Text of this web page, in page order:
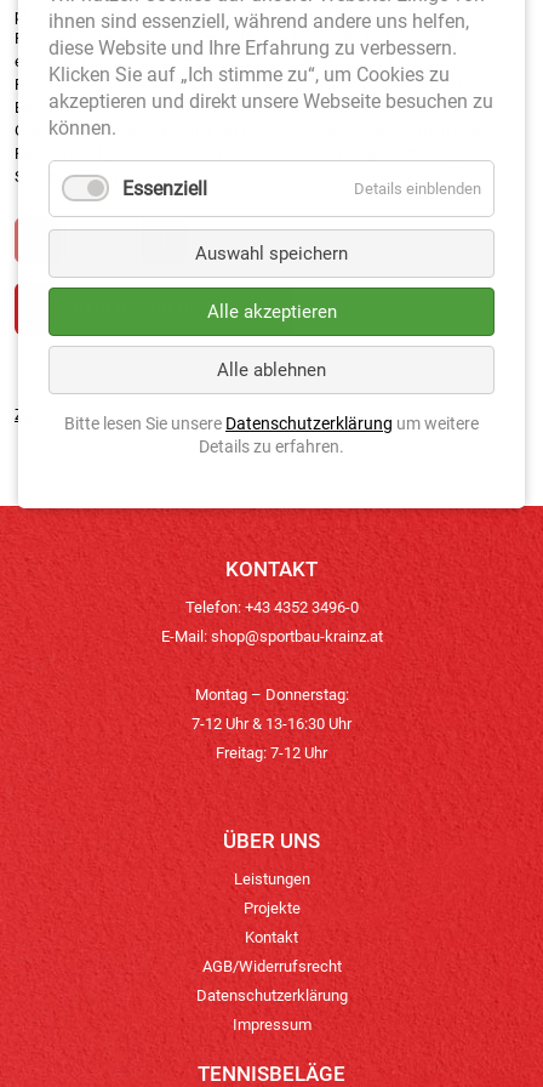
platzsparenden Tragesystem ausgestattet und beinhaltet 50 Teller in 5
Farben. Die Teller sind sehr belastbar und vielseitig für jede Sportart
einsetzbar. So kann z.B. im Tennistraining die Beinarbeit in Form von
Richtungswechseln und multidirektionalen Sprints verbessert werden.
Ebenfalls sind die Hüttchen zum markieren von Zielfeldern oder
Grenzmarkierungen geeignet. Im Kindertraining können Staffeln und
Parkours aufgebaut werden. Die starken Farben sorgen für eine gute
Sichtbarkeit im Training.
Zurück
KONTAKT
Telefon: +43 4352 3496-0
E-Mail:shop@sportbau-krainz.at
Montag – Donnerstag:
7-12 Uhr & 13-16:30 Uhr
Freitag: 7-12 Uhr
ÜBER UNS
Leistungen
Projekte
Kontakt
AGB/Widerrufsrecht
Datenschutzerklärung
Impressum
TENNISBELÄGE
ihnen sind essenziell, während andere uns helfen,
diese Website und Ihre Erfahrung zu verbessern.
Klicken Sie auf „Ich stimme zu“, um Cookies zu
akzeptieren und direkt unsere Webseite besuchen zu
können.
Essenziell Details einblenden
Auswahl speichern
Alle akzeptieren
Alle ablehnen
Bitte lesen Sie unsere Datenschutzerklärung um weitere
Details zu erfahren.